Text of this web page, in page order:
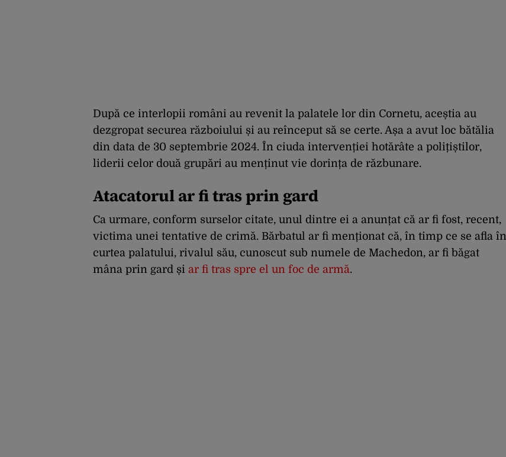
După ce interlopii români au revenit la palatele lor din Cornetu, aceștia au
dezgropat securea războiului și au reînceput să se certe. Așa a avut loc bătălia
din data de 30 septembrie 2024. În ciuda intervenției hotărâte a polițiștilor,
liderii celor două grupări au menținut vie dorința de răzbunare.
Atacatorul ar fi tras prin gard
Ca urmare, conform surselor citate, unul dintre ei a anunțat că ar fi fost, recent,
victima unei tentative de crimă. Bărbatul ar fi menționat că, în timp ce se afla în
curtea palatului, rivalul său, cunoscut sub numele de Machedon, ar fi băgat
mâna prin gard și ar fi tras spre el un foc de armă.